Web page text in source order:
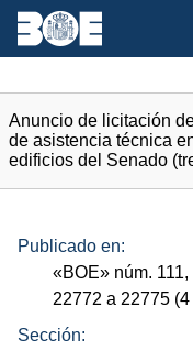
Anuncio de licitación
de asistencia técnica
edificios del Senado
Publicado en:
«BOE» núm.
22772 a 22775 (4
Sección: